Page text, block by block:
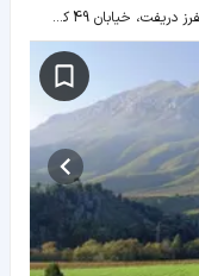
آفریقای جنوبی، کیپ غربی، شهر جورج، منطقه کمفرز دریفت، خیابان 49 کلدون